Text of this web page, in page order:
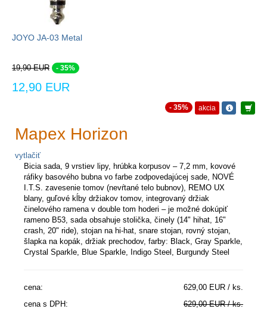
JOYO JA-03 Metal
19,90 EUR - 35%
12,90 EUR
- 35% akcia
Mapex Horizon
vytlačiť
Bicia sada, 9 vrstiev lipy, hrúbka korpusov – 7,2 mm, kovové
ráfiky basového bubna vo farbe zodpovedajúcej sade, NOVÉ
I.T.S. zavesenie tomov (nevŕtané telo bubnov), REMO UX
blany, guľové kĺby držiakov tomov, integrovaný držiak
činelového ramena v double tom hoderi – je možné dokúpiť
rameno B53, sada obsahuje stolička, činely (14" hihat, 16"
crash, 20" ride), stojan na hi-hat, snare stojan, rovný stojan,
šlapka na kopák, držiak prechodov, farby: Black, Gray Sparkle,
Crystal Sparkle, Blue Sparkle, Indigo Steel, Burgundy Steel
cena:
629,00 EUR / ks.
cena s DPH:
629,00 EUR / ks.